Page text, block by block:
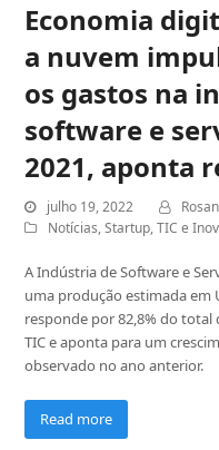
Economia
a nuvem
os gastos na
software e
2021, aponta
julho 19, 2022
Notícias,Startup,TIC e
A Indústria de Software e
uma produção estimada em
responde por 82,8% do
TIC e aponta para um
observado no ano anterior.
Read more